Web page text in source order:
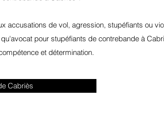
accusations de vol, agression, stupéfiants ou
pour stupéfiants de contrebande à
et détermination.
Cabriès